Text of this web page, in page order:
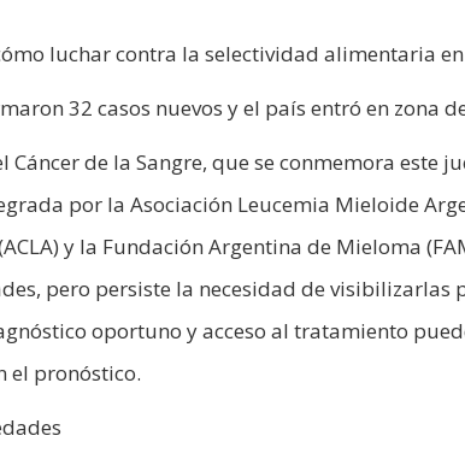
luchar contra la selectividad alimentaria
32 casos nuevos y el país entró en zona
de la Sangre, que se conmemora este
por la Asociación Leucemia Mieloide
y la Fundación Argentina de Mieloma
pero persiste la necesidad de
oportuno y acceso al tratamiento
el pronóstico.